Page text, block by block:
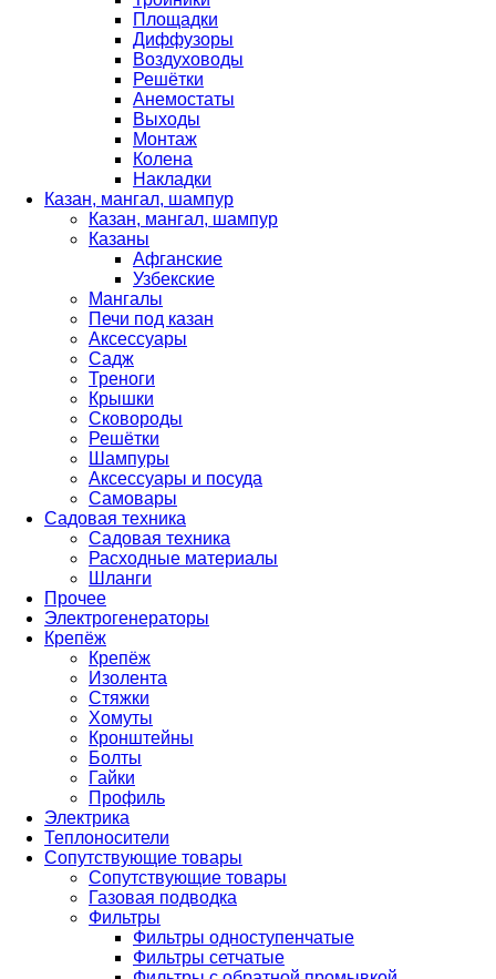
Площадки
Диффузоры
Воздуховоды
Решётки
Анемостаты
Выходы
Монтаж
Колена
Накладки
Казан, мангал, шампур
Казан, мангал, шампур
Казаны
Афганские
Узбекские
Мангалы
Печи под казан
Аксессуары
Садж
Треноги
Крышки
Сковороды
Решётки
Шампуры
Аксессуары и посуда
Самовары
Садовая техника
Садовая техника
Расходные материалы
Шланги
Прочее
Электрогенераторы
Крепёж
Крепёж
Изолента
Стяжки
Хомуты
Кронштейны
Болты
Гайки
Профиль
Электрика
Теплоносители
Сопутствующие товары
Сопутствующие товары
Газовая подводка
Фильтры
Фильтры одноступенчатые
Фильтры сетчатые